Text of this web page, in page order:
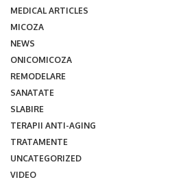
MEDICAL ARTICLES
MICOZA
NEWS
ONICOMICOZA
REMODELARE
SANATATE
SLABIRE
TERAPII ANTI-AGING
TRATAMENTE
UNCATEGORIZED
VIDEO